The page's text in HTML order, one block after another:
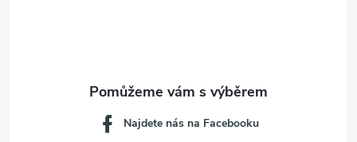
Najdete nás na Facebooku